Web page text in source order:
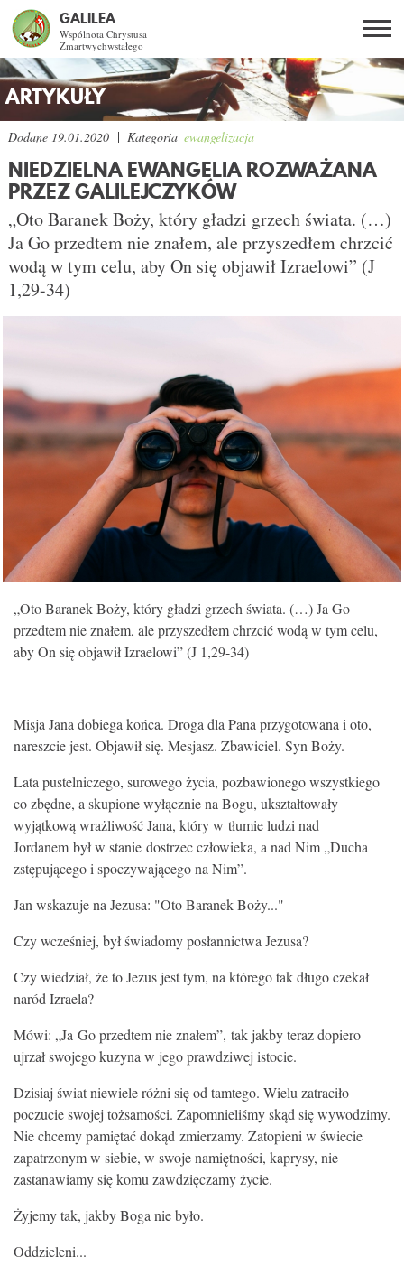
GALILEA
Wspólnota Chrystusa
Zmartwychwstałego
PL BG
Szukaj
CO DAJE ŻYCIE Z JEZUSEM?
SPOTKANIA OTWARTE
DLA KOGO?
AKTUALNOŚCI
KONTAKT
ARTYKUŁY
Dodane 19.01.2020 Kategoria ewangelizacja
NIEDZIELNA EWANGELIA ROZWAŻANA
PRZEZ GALILEJCZYKÓW
„Oto Baranek Boży, który gładzi grzech świata. (…)
Ja Go przedtem nie znałem, ale przyszedłem chrzcić
wodą w tym celu, aby On się objawił Izraelowi” (J
1,29-34)
„Oto Baranek Boży, który gładzi grzech świata. (…) Ja Go
przedtem nie znałem, ale przyszedłem chrzcić wodą w tym celu,
aby On się objawił Izraelowi” (J 1,29-34)
Misja Jana dobiega końca. Droga dla Pana przygotowana i oto,
nareszcie jest. Objawił się. Mesjasz. Zbawiciel. Syn Boży.
Lata pustelniczego, surowego życia, pozbawionego wszystkiego
co zbędne, a skupione wyłącznie na Bogu, ukształtowały
wyjątkową wrażliwość Jana, który w tłumie ludzi nad
Jordanem był w stanie dostrzec człowieka, a nad Nim „Ducha
zstępującego i spoczywającego na Nim”.
Jan wskazuje na Jezusa: "Oto Baranek Boży..."
Czy wcześniej, był świadomy posłannictwa Jezusa?
Czy wiedział, że to Jezus jest tym, na którego tak długo czekał
naród Izraela?
Mówi: „Ja Go przedtem nie znałem”, tak jakby teraz dopiero
ujrzał swojego kuzyna w jego prawdziwej istocie.
Dzisiaj świat niewiele różni się od tamtego. Wielu zatraciło
poczucie swojej tożsamości. Zapomnieliśmy skąd się wywodzimy.
Nie chcemy pamiętać dokąd zmierzamy. Zatopieni w świecie
zapatrzonym w siebie, w swoje namiętności, kaprysy, nie
zastanawiamy się komu zawdzięczamy życie.
Żyjemy tak, jakby Boga nie było.
Oddzieleni...